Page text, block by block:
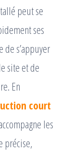
peut se
ses
s’appuyer
site et de
En
court
les
précise,